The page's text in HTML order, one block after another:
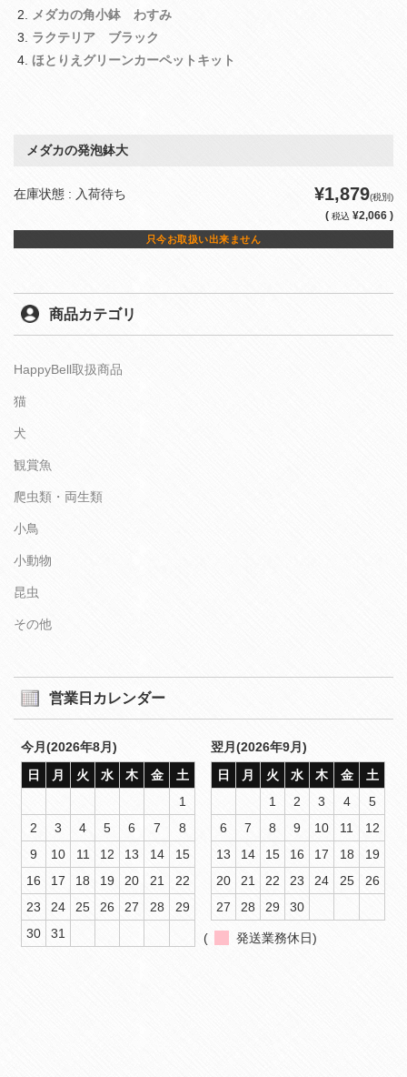
メダカの角小鉢 わすみ
ラクテリア ブラック
ほとりえグリーンカーペットキット
メダカの発泡鉢大
在庫状態 : 入荷待ち ¥1,879(税別)
( 税込 ¥2,066 )
只今お取扱い出来ません
商品カテゴリ
HappyBell取扱商品
猫
犬
観賞魚
爬虫類・両生類
小鳥
小動物
昆虫
その他
営業日カレンダー
今月(2026年8月)
日
月 火 水 木 金
土
1
2
3 4 5 6 7
8
9
10 11 12 13 14
15
16
17 18 19 20 21
22
23
24 25 26 27 28
29
30
31
翌月(2026年9月)
日
月 火 水 木 金
土
1
2 3 4
5
6
7 8 9 10 11
12
13
14 15 16 17 18
19
20
21 22 23 24 25
26
27
28 29 30
( 発送業務休日)